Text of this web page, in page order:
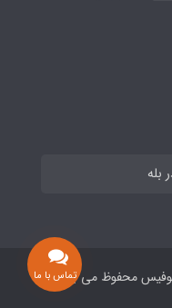
بله
تماس با ما
محفوظ می باشد